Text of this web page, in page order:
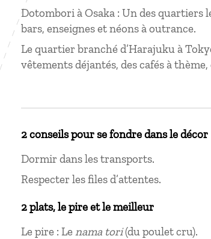
Dotombori à Osaka : Un des quartiers
bars, enseignes et néons à outrance.
Le quartier branché d’Harajuku à
vêtements déjantés, des cafés à
2 conseils pour se fondre dans le décor
Dormir dans les transports.
Respecter les files d’attentes.
2 plats, le pire et le meilleur
Le pire : Le nama tori(du poulet cru).